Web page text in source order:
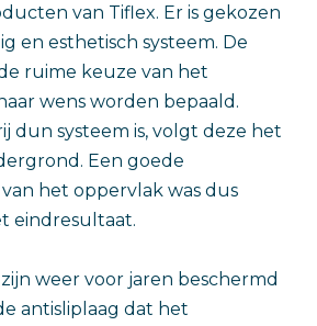
van Tiflex. Er is gekozen
en esthetisch systeem. De
ruime keuze van het
wens worden bepaald.
dun systeem is, volgt deze het
Een goede
het oppervlak was dus
eindresultaat.
weer voor jaren beschermd
antisliplaag dat het